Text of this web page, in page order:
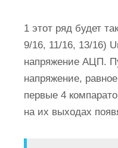
1 этот ряд будет
9/16, 11/16, 13/16)
напряжение АЦП.
напряжение,
первые 4
на их выходах